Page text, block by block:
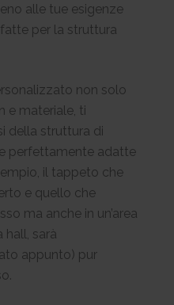
alle tue esigenze
per la struttura
non solo
e materiale, ti
della struttura di
perfettamente adatte
il tappeto che
e quello che
ma anche in un’area
hall, sarà
appunto) pur